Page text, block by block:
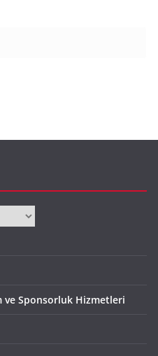
ve Sponsorluk Hizmetleri